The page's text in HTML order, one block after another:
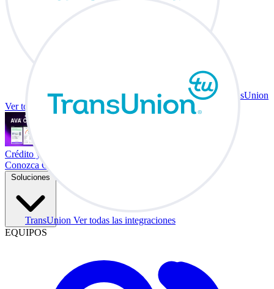
TransUnion Ver todas las integraciones
TransUnion
Ver todas las integraciones
Crédito y vehículo a cambio en su escritorio.
Conozca Co-Driver
Soluciones
EQUIPOS